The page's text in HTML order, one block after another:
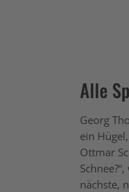
Alle
Georg
ein
Ottmar
nächste,